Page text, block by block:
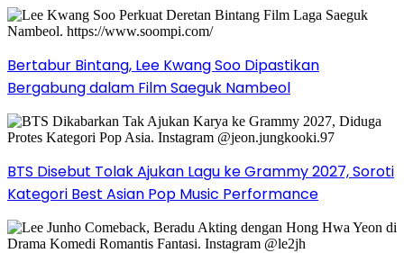
Bertabur Bintang, Lee Kwang Soo Dipastikan
Bergabung dalam Film Saeguk Nambeol
BTS Disebut Tolak Ajukan Lagu ke Grammy 2027, Soroti
Kategori Best Asian Pop Music Performance